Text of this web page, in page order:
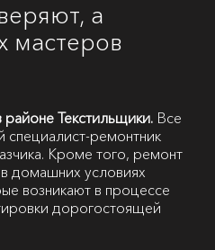
а
мастеров
Текстильщики. Все
специалист-ремонтник
Кроме того, ремонт
домашних условиях
возникают в процессе
дорогостоящей